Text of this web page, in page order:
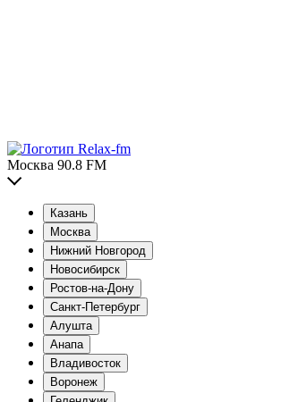
Москва 90.8 FM
Казань
Москва
Нижний Новгород
Новосибирск
Ростов-на-Дону
Санкт-Петербург
Алушта
Анапа
Владивосток
Воронеж